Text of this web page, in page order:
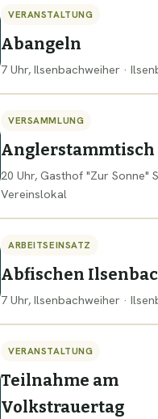
VERANSTALTUNG
Abangeln
7 Uhr, Ilsenbachweiher ·
VERSAMMLUNG
Anglerstammtisch
20 Uhr, Gasthof "Zur Sonne"
Vereinslokal
ARBEITSEINSATZ
Abfischen
7 Uhr, Ilsenbachweiher ·
VERANSTALTUNG
Teilnahme am
Volkstrauertag